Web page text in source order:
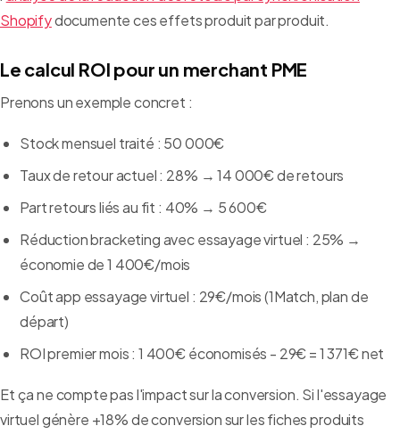
Shopifydocumente ces effets produit par produit.
Le calcul ROI pour un merchant PME
Prenons un exemple concret :
Stock mensuel traité : 50 000€
Taux de retour actuel : 28% → 14 000€ de retours
Part retours liés au fit : 40% → 5 600€
Réduction bracketing avec essayage virtuel : 25% →
économie de 1 400€/mois
Coût app essayage virtuel : 29€/mois (1Match, plan de
départ)
ROI premier mois : 1 400€ économisés - 29€ = 1 371€ net
Et ça ne compte pas l'impact sur la conversion. Si l'essayage
virtuel génère +18% de conversion sur les fiches produits